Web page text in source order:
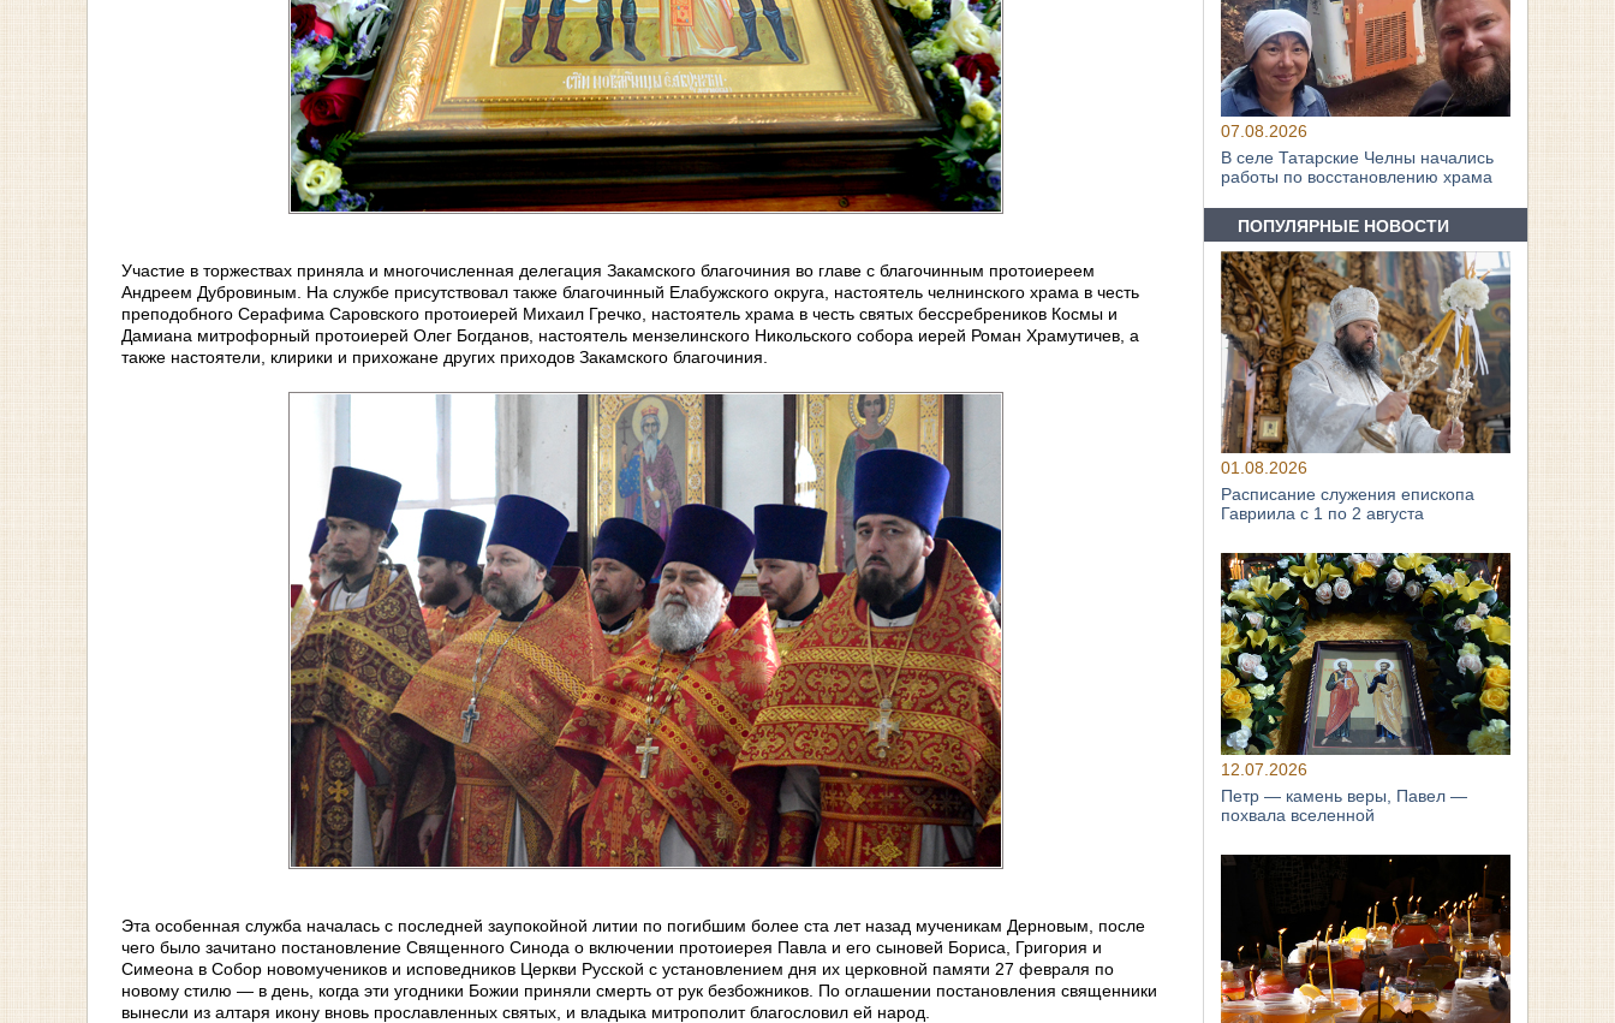
Участие в торжествах приняла и многочисленная делегация Закамского благочиния во главе с благочинным протоиереем
Андреем Дубровиным. На службе присутствовал также благочинный Елабужского округа, настоятель челнинского храма в честь
преподобного Серафима Саровского протоиерей Михаил Гречко, настоятель храма в честь святых бессребреников Космы и
Дамиана митрофорный протоиерей Олег Богданов, настоятель мензелинского Никольского собора иерей Роман Храмутичев, а
также настоятели, клирики и прихожане других приходов Закамского благочиния.
Эта особенная служба началась с последней заупокойной литии по погибшим более ста лет назад мученикам Дерновым, после
чего было зачитано постановление Священного Синода о включении протоиерея Павла и его сыновей Бориса, Григория и
Симеона в Собор новомучеников и исповедников Церкви Русской с установлением дня их церковной памяти 27 февраля по
новому стилю — в день, когда эти угодники Божии приняли смерть от рук безбожников. По оглашении постановления священники
вынесли из алтаря икону вновь прославленных святых, и владыка митрополит благословил ей народ.
07.08.2026
В селе Татарские Челны начались
работы по восстановлению храма
ПОПУЛЯРНЫЕ НОВОСТИ
01.08.2026
Расписание служения епископа
Гавриила с 1 по 2 августа
12.07.2026
Петр — камень веры, Павел —
похвала вселенной